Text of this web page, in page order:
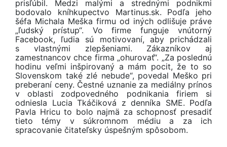
prisľúbil. Medzi malými a strednými podnikmi
bodovalo kníhkupectvo Martinus.sk. Podľa jeho
šéfa Michala Meška firmu od iných odlišuje práve
„ľudský prístup“. Vo firme funguje vnútorný
Facebook, ľudia sú motivovaní, aby prichádzali
s vlastnými zlepšeniami. Zákazníkov aj
zamestnancov chce firma „ohurovať“. „Za poslednú
hodinu veľmi inšpirovaný a mám pocit, že to so
Slovenskom také zlé nebude“, povedal Meško pri
preberaní ceny. Čestné uznanie za mediálny prínos
v oblasti zodpovedného podnikania firiem si
odniesla Lucia Tkáčiková z denníka SME. Podľa
Pavla Hricu to bolo najmä za schopnosť presadiť
tieto témy v súkromnom médiu a za ich
spracovanie čitateľsky úspešným spôsobom.